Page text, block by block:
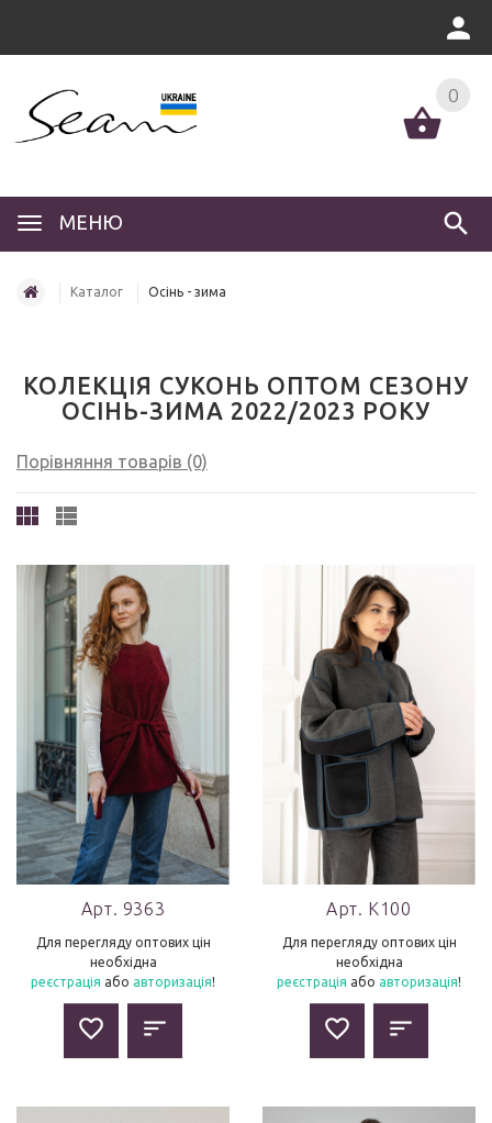
МЕНЮ
0
Каталог Осінь - зима
КОЛЕКЦІЯ СУКОНЬ ОПТОМ СЕЗОНУ
ОСІНЬ-ЗИМА 2022/2023 РОКУ
Порівняння товарів (0)
Арт. 9363
Для перегляду оптових цін
необхідна
реєстрація або авторизація!
Арт. K100
Для перегляду оптових цін
необхідна
реєстрація або авторизація!